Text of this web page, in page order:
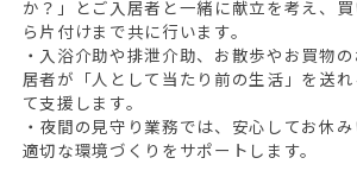
か？」とご入居者と一緒に献立を考え、
ら片付けまで共に行います。
・入浴介助や排泄介助、お散歩やお買物
居者が「人として当たり前の生活」を送
て支援します。
・夜間の見守り業務では、安心してお休み
適切な環境づくりをサポートします。